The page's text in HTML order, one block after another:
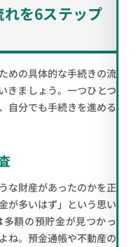
を6ステップ
めの具体的な手続きの流
きましょう。一つひとつ
自分でも手続きを進める
な財産があったのかを正
が多いはず」という思い
額の預貯金が見つかっ
ね。預金通帳や不動産の